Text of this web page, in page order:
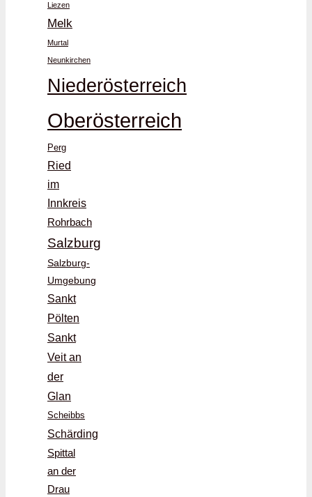
Liezen
Melk
Murtal
Neunkirchen
Niederösterreich
Oberösterreich
Perg
Ried
im
Innkreis
Rohrbach
Salzburg
Salzburg-
Umgebung
Sankt
Pölten
Sankt
Veit an
der
Glan
Scheibbs
Schärding
Spittal
an der
Drau